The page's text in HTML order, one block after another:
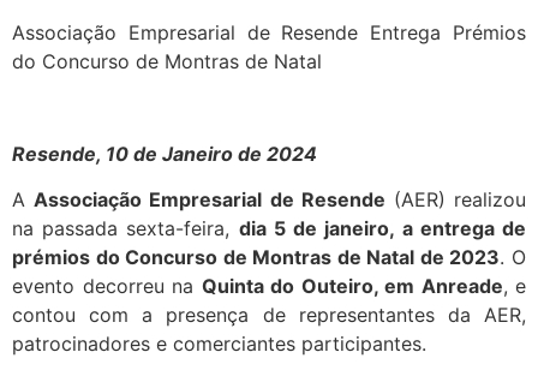
Associação Empresarial de Resende Entrega Prémios
do Concurso de Montras de Natal
Resende, 10 de Janeiro de 2024
AAssociação Empresarial de Resende (AER) realizou
na passada sexta-feira, dia 5 de janeiro, a entrega de
prémios do Concurso de Montras de Natal de 2023. O
evento decorreu na Quinta do Outeiro, em Anreade, e
contou com a presença de representantes da AER,
patrocinadores e comerciantes participantes.